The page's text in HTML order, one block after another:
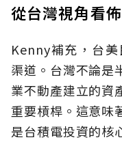
從台灣視角看
Kenny補充，台
渠道。台灣不論是
業不動產建立的資
重要槓桿。這意味
是台積電投資的核